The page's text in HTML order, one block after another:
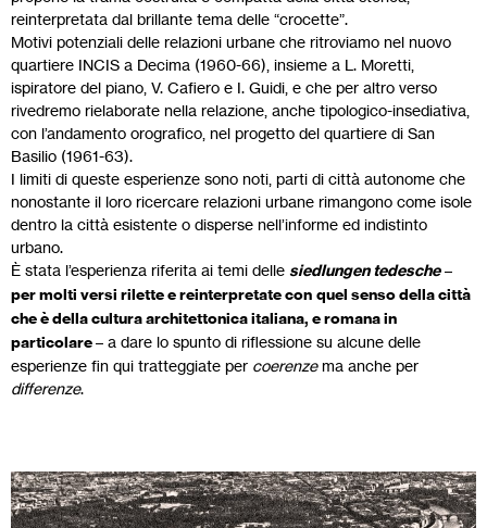
reinterpretata dal brillante tema delle “crocette”.
Motivi potenziali delle relazioni urbane che ritroviamo nel nuovo
quartiere INCIS a Decima (1960-66), insieme a L. Moretti,
ispiratore del piano, V. Cafiero e I. Guidi, e che per altro verso
rivedremo rielaborate nella relazione, anche tipologico-insediativa,
con l’andamento orografico, nel progetto del quartiere di San
Basilio (1961-63).
I limiti di queste esperienze sono noti, parti di città autonome che
nonostante il loro ricercare relazioni urbane rimangono come isole
dentro la città esistente o disperse nell’informe ed indistinto
urbano.
È stata l’esperienza riferita ai temi delle siedlungen tedesche–
per molti versi rilette e reinterpretate con quel senso della città
che è della cultura architettonica italiana, e romana in
particolare– a dare lo spunto di riflessione su alcune delle
esperienze fin qui tratteggiate per coerenzema anche per
differenze.